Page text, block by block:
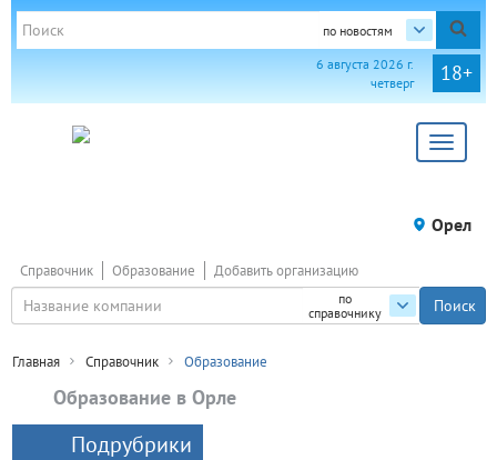
по новостям
18+
6 августа 2026 г.
четверг
Toggle
Орел
по
справочнику
Справочник Образование Добавить организацию
Главная Справочник Образование
Образование в Орле
Подрубрики